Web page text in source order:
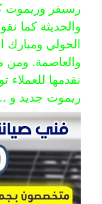
رسيفر وريموت
والحديثة كما
الحولي ومبارك
والعاصمة. ومن
نقدمها
ريموت جديد و